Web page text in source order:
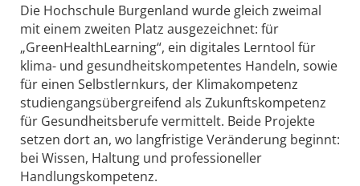
Die Hochschule Burgenland wurde gleich zweimal
mit einem zweiten Platz ausgezeichnet: für
„GreenHealthLearning“, ein digitales Lerntool für
klima- und gesundheitskompetentes Handeln, sowie
für einen Selbstlernkurs, der Klimakompetenz
studiengangsübergreifend als Zukunftskompetenz
für Gesundheitsberufe vermittelt. Beide Projekte
setzen dort an, wo langfristige Veränderung beginnt:
bei Wissen, Haltung und professioneller
Handlungskompetenz.